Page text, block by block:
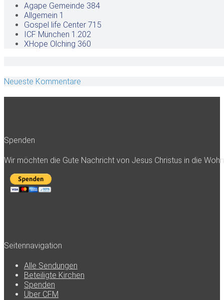
Agape Gemeinde 384
Allgemein 1
Gospel life Center 715
ICF München 1.202
XHope Olching 360
Neueste Kommentare
Spenden
Wir möchten die Gute Nachricht von Jesus Christus in die
Seitennavigation
Alle Sendungen
Beteiligte Kirchen
Spenden
Über CFM